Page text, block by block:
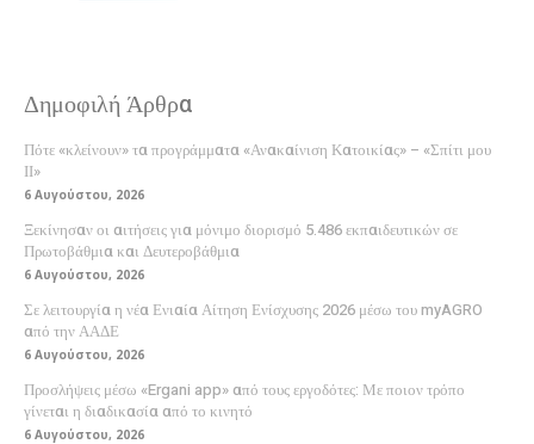
Δημοφιλή Άρθρα
Πότε «κλείνουν» τα προγράμματα «Ανακαίνιση Κατοικίας» – «Σπίτι μου
ΙΙ»
6 Αυγούστου, 2026
Ξεκίνησαν οι αιτήσεις για μόνιμο διορισμό 5.486 εκπαιδευτικών σε
Πρωτοβάθμια και Δευτεροβάθμια
6 Αυγούστου, 2026
Σε λειτουργία η νέα Ενιαία Αίτηση Ενίσχυσης 2026 μέσω του myAGRO
από την ΑΑΔΕ
6 Αυγούστου, 2026
Προσλήψεις μέσω «Ergani app» από τους εργοδότες: Με ποιον τρόπο
γίνεται η διαδικασία από το κινητό
6 Αυγούστου, 2026